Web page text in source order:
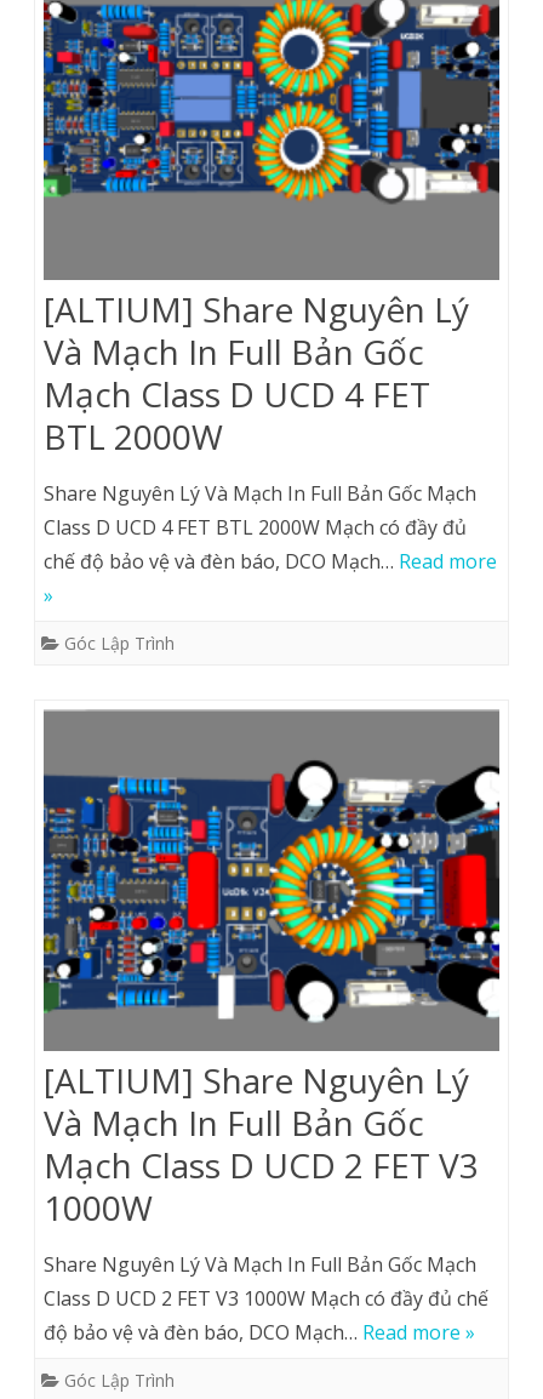
[ALTIUM] Share Nguyên Lý
Và Mạch In Full Bản Gốc
Mạch Class D UCD 4 FET
BTL 2000W
Share Nguyên Lý Và Mạch In Full Bản Gốc Mạch
Class D UCD 4 FET BTL 2000W Mạch có đầy đủ
chế độ bảo vệ và đèn báo, DCO Mạch… Read more
»
Góc Lập Trình
[ALTIUM] Share Nguyên Lý
Và Mạch In Full Bản Gốc
Mạch Class D UCD 2 FET V3
1000W
Share Nguyên Lý Và Mạch In Full Bản Gốc Mạch
Class D UCD 2 FET V3 1000W Mạch có đầy đủ chế
độ bảo vệ và đèn báo, DCO Mạch… Read more »
Góc Lập Trình